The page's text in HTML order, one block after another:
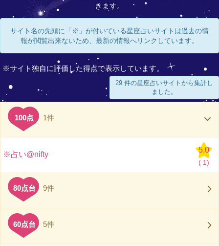
きます。
サイト名の先頭に「※」が付いている星座占いサイトは過去の情
報が閲覧出来ないため、最新の情報へリンクしています。
※サイト独自に評価した得点で表示しています。
29 件の星座占いサイトから集計し
ました。
100点 1件
※占い@nifty
5.0
( 1)
80点台 9件
60点台 5件